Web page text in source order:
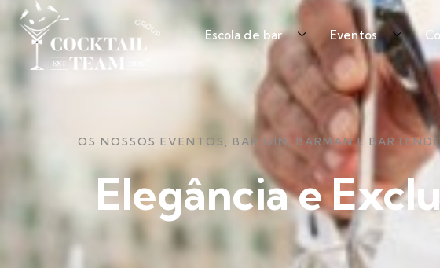
Escola de bar Eventos
OS NOSSOS EVENTOS , BAR GIN , BARMAN E
Elegância e